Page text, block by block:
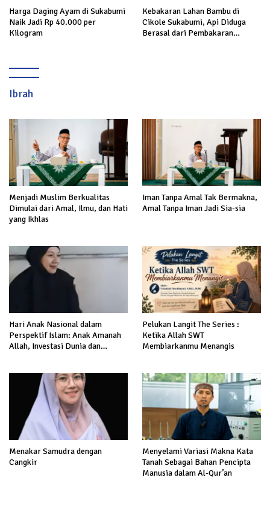
Harga Daging Ayam di Sukabumi
Naik Jadi Rp 40.000 per
Kilogram
Kebakaran Lahan Bambu di
Cikole Sukabumi, Api Diduga
Berasal dari Pembakaran
Ibrah
Menjadi Muslim Berkualitas
Dimulai dari Amal, Ilmu, dan Hati
yang Ikhlas
Iman Tanpa Amal Tak Bermakna,
Amal Tanpa Iman Jadi Sia-sia
Hari Anak Nasional dalam
Perspektif Islam: Anak Amanah
Allah, Investasi Dunia dan
Pelukan Langit The Series :
Ketika Allah SWT
Membiarkanmu Menangis
Menakar Samudra dengan
Cangkir
Menyelami Variasi Makna Kata
Tanah Sebagai Bahan Pencipta
Manusia dalam Al-Qur’an